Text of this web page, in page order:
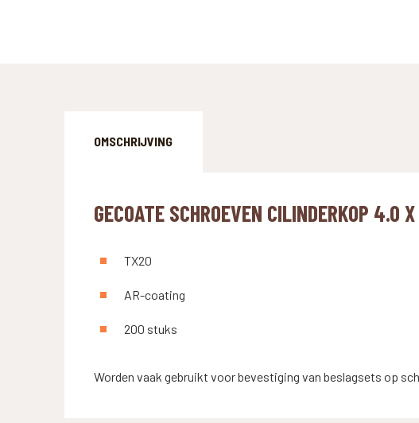
OMSCHRIJVING
GECOATE SCHROEVEN CILINDERKOP 4.0
TX20
AR-coating
200 stuks
Worden vaak gebruikt voor bevestiging van beslagsets op